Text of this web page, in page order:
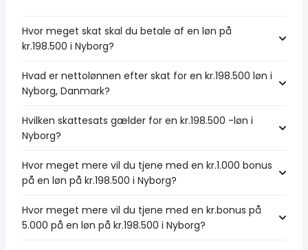
Hvor meget skat skal du betale af en løn på
kr.198.500 i Nyborg?
Hvad er nettolønnen efter skat for en kr.198.500 løn i
Nyborg, Danmark?
Hvilken skattesats gælder for en kr.198.500 -løn i
Nyborg?
Hvor meget mere vil du tjene med en kr.1.000 bonus
på en løn på kr.198.500 i Nyborg?
Hvor meget mere vil du tjene med en kr.bonus på
5.000 på en løn på kr.198.500 i Nyborg?